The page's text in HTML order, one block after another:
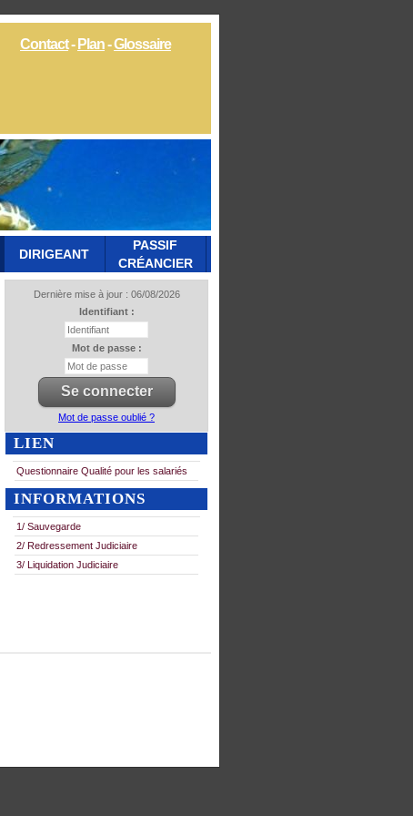
Contact- Plan-Glossaire
DIRIGEANT
PASSIF
CRÉANCIER
Dernière mise à jour : 06/08/2026
Identifiant :
Mot de passe :
Mot de passe oublié ?
LIEN
Questionnaire Qualité pour les salariés
INFORMATIONS
1/ Sauvegarde
2/ Redressement Judiciaire
3/ Liquidation Judiciaire